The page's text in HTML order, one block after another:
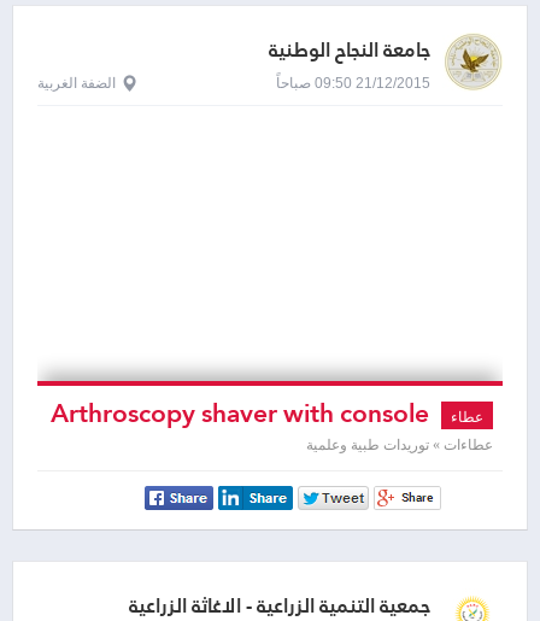
جامعة النجاح الوطنية
21/12/2015 09:50 صباحاً الضفة الغربية
عطاء Arthroscopy shaver with console
& sharp consumables
عطاءات » توريدات طبية وعلمية
جمعية التنمية الزراعية - الاغاثة الزراعية